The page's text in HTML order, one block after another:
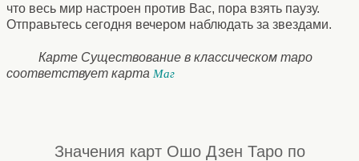
что весь мир настроен против Вас, пора взять паузу.
Отправьтесь сегодня вечером наблюдать за звездами.
Карте Существование в классическом таро
соответствует карта Маг
Значения карт Ошо Дзен Таро по